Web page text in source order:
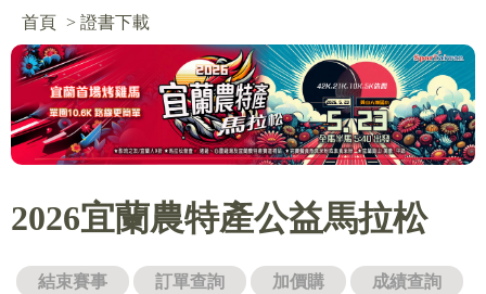
首頁 > 證書下載
2026宜蘭農特產公益馬拉松
結束賽事 訂單查詢 加價購 成績查詢